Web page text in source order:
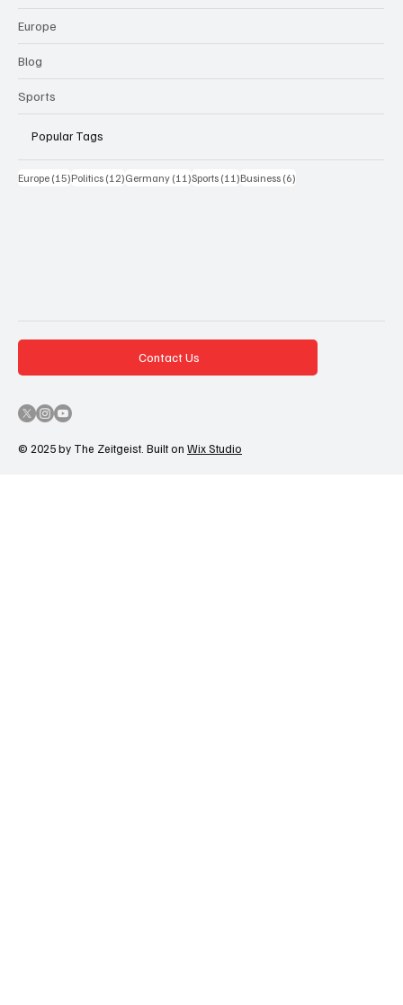
Europe
Blog
Sports
Popular Tags
Europe (15)15 Beiträge
Politics (12)12 Beiträge
Germany (11)11 Beiträge
Sports (11)11 Beiträge
Business (6)
© 2025 by The Zeitgeist. Built on Wix Studio
Contact Us